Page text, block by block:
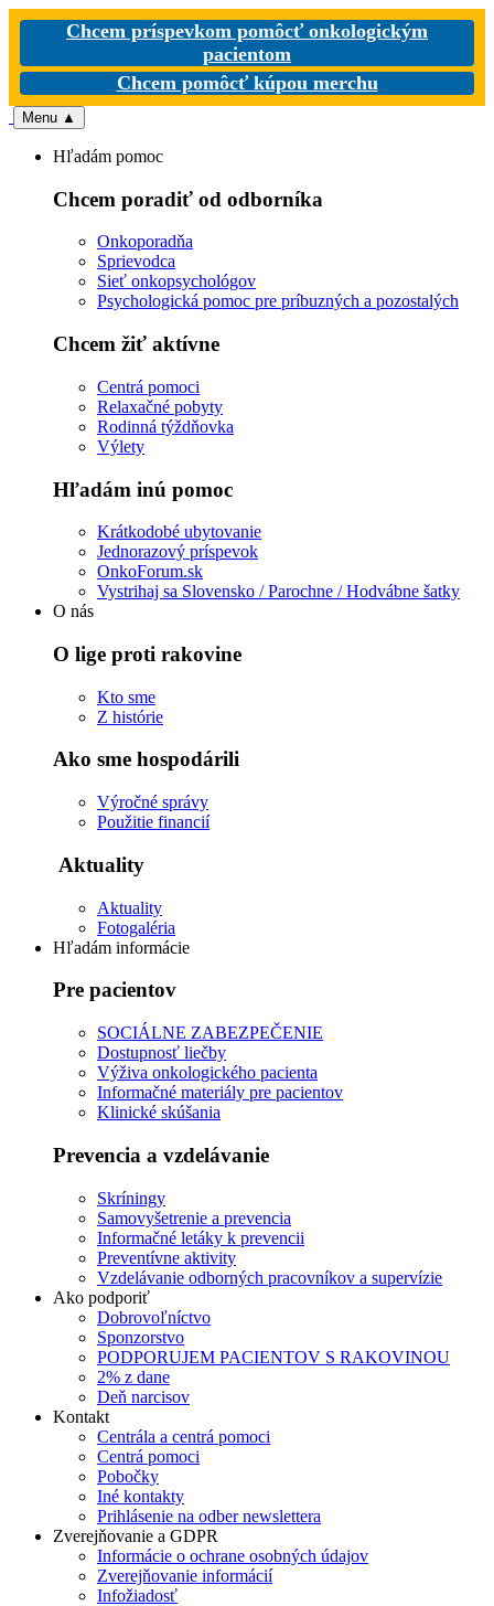
Chcem príspevkom pomôcť onkologickým
pacientom
Chcem pomôcť kúpou merchu
Menu ▲
Hľadám pomoc
Chcem poradiť od odborníka
Onkoporadňa
Sprievodca
Sieť onkopsychológov
Psychologická pomoc pre príbuzných a pozostalých
Chcem žiť aktívne
Centrá pomoci
Relaxačné pobyty
Rodinná týždňovka
Výlety
Hľadám inú pomoc
Krátkodobé ubytovanie
Jednorazový príspevok
OnkoForum.sk
Vystrihaj sa Slovensko / Parochne / Hodvábne šatky
O nás
O lige proti rakovine
Kto sme
Z histórie
Ako sme hospodárili
Výročné správy
Použitie financií
Aktuality
Aktuality
Fotogaléria
Hľadám informácie
Pre pacientov
SOCIÁLNE ZABEZPEČENIE
Dostupnosť liečby
Výživa onkologického pacienta
Informačné materiály pre pacientov
Klinické skúšania
Prevencia a vzdelávanie
Skríningy
Samovyšetrenie a prevencia
Informačné letáky k prevencii
Preventívne aktivity
Vzdelávanie odborných pracovníkov a supervízie
Ako podporiť
Dobrovoľníctvo
Sponzorstvo
PODPORUJEM PACIENTOV S RAKOVINOU
2% z dane
Deň narcisov
Kontakt
Centrála a centrá pomoci
Centrá pomoci
Pobočky
Iné kontakty
Prihlásenie na odber newslettera
Zverejňovanie a GDPR
Informácie o ochrane osobných údajov
Zverejňovanie informácií
Infožiadosť